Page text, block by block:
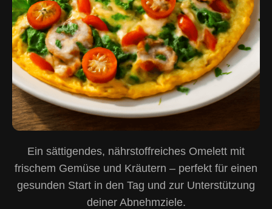
Ein sättigendes, nährstoffreiches Omelett mit
frischem Gemüse und Kräutern – perfekt für einen
gesunden Start in den Tag und zur Unterstützung
deiner Abnehmziele.